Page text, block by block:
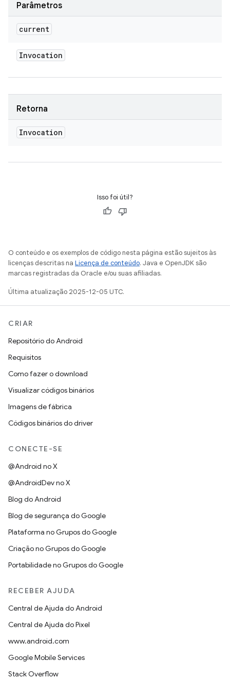
Parâmetros
current
Invocation
Retorna
Invocation
Isso foi útil?
O conteúdo e os exemplos de código nesta página estão sujeitos às
licenças descritas na Licença de conteúdo. Java e OpenJDK são
marcas registradas da Oracle e/ou suas afiliadas.
Última atualização 2025-12-05 UTC.
CRIAR
Repositório do Android
Requisitos
Como fazer o download
Visualizar códigos binários
Imagens de fábrica
Códigos binários do driver
CONECTE-SE
@Android no X
@AndroidDev no X
Blog do Android
Blog de segurança do Google
Plataforma no Grupos do Google
Criação no Grupos do Google
Portabilidade no Grupos do Google
RECEBER AJUDA
Central de Ajuda do Android
Central de Ajuda do Pixel
www.android.com
Google Mobile Services
Stack Overflow